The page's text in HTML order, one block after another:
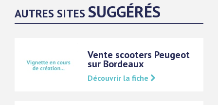
AUTRES SITES SUGGÉRÉS
Vente scooters Peugeot
sur Bordeaux
Découvrir la fiche